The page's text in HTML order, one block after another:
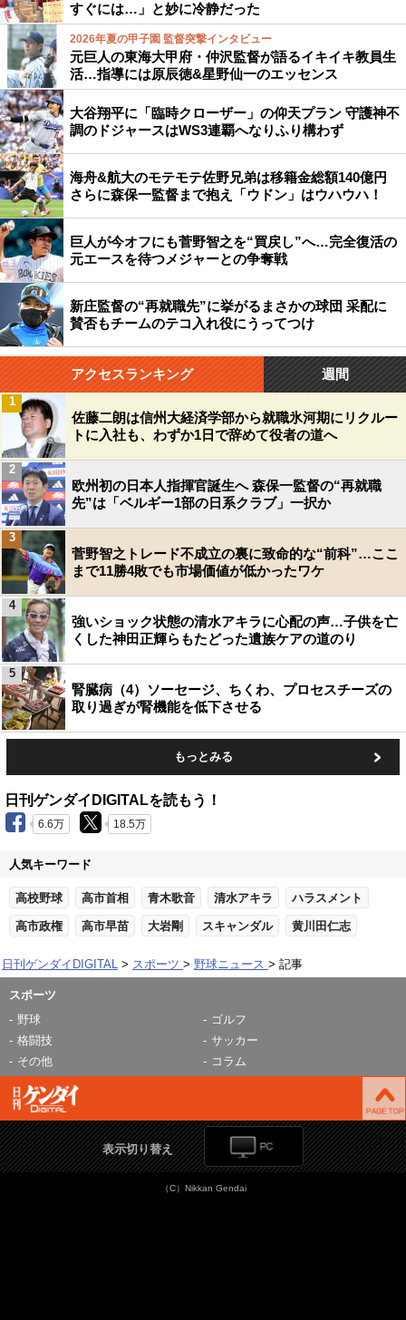
すぐには…」と妙に冷静だった
2026年夏の甲子園 監督突撃インタビュー
元巨人の東海大甲府・仲沢監督が語るイキイキ教員生
活…指導には原辰徳&星野仙一のエッセンス
大谷翔平に「臨時クローザー」の仰天プラン 守護神不
調のドジャースはWS3連覇へなりふり構わず
海舟&航大のモテモテ佐野兄弟は移籍金総額140億円
さらに森保一監督まで抱え「ウドン」はウハウハ！
巨人が今オフにも菅野智之を“買戻し”へ…完全復活の
元エースを待つメジャーとの争奪戦
新庄監督の“再就職先”に挙がるまさかの球団 采配に
賛否もチームのテコ入れ役にうってつけ
アクセスランキング 週間
佐藤二朗は信州大経済学部から就職氷河期にリクルー
トに入社も、わずか1日で辞めて役者の道へ
1
欧州初の日本人指揮官誕生へ 森保一監督の“再就職
先”は「ベルギー1部の日系クラブ」一択か
2
菅野智之トレード不成立の裏に致命的な“前科”…ここ
まで11勝4敗でも市場価値が低かったワケ
3
強いショック状態の清水アキラに心配の声…子供を亡
くした神田正輝らもたどった遺族ケアの道のり
4
腎臓病（4）ソーセージ、ちくわ、プロセスチーズの
取り過ぎが腎機能を低下させる
5
もっとみる
日刊ゲンダイDIGITALを読もう！
6.6万 18.5万
人気キーワード
高校野球 高市首相 青木歌音 清水アキラ ハラスメント
高市政権 高市早苗 大岩剛 スキャンダル 黄川田仁志
日刊ゲンダイDIGITAL スポーツ 野球ニュース 記事
スポーツ
野球
ゴルフ
格闘技
サッカー
その他
コラム
表示切り替え
（C）Nikkan Gendai